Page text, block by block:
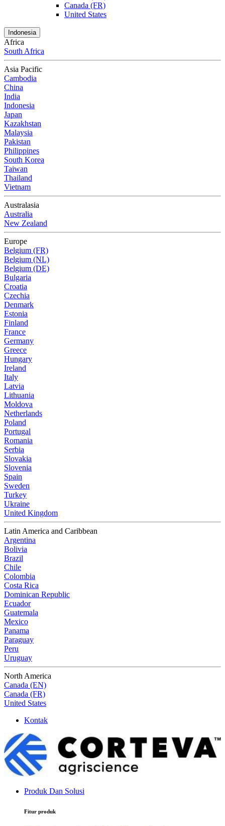
Canada (FR)
United States
Indonesia
Africa
South Africa
Asia Pacific
Cambodia
China
India
Indonesia
Japan
Kazakhstan
Malaysia
Pakistan
Philippines
South Korea
Taiwan
Thailand
Vietnam
Australasia
Australia
New Zealand
Europe
Belgium (FR)
Belgium (NL)
Belgium (DE)
Bulgaria
Croatia
Czechia
Denmark
Estonia
Finland
France
Germany
Greece
Hungary
Ireland
Italy
Latvia
Lithuania
Moldova
Netherlands
Poland
Portugal
Romania
Serbia
Slovakia
Slovenia
Spain
Sweden
Turkey
Ukraine
United Kingdom
Latin America and Caribbean
Argentina
Bolivia
Brazil
Chile
Colombia
Costa Rica
Dominican Republic
Ecuador
Guatemala
Mexico
Panama
Paraguay
Peru
Uruguay
North America
Canada (EN)
Canada (FR)
United States
Kontak
Produk Dan Solusi
Fitur produk